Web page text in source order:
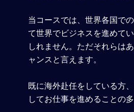
当コースでは、世界各国で
て世界でビジネスを進めて
しれません。ただそれらは
ャンスと言えます。
既に海外赴任をしている方
してお仕事を進めることの